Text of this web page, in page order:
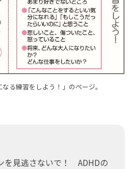
る練習をしよう！」のページ。
見逃さないで！ ADHDの